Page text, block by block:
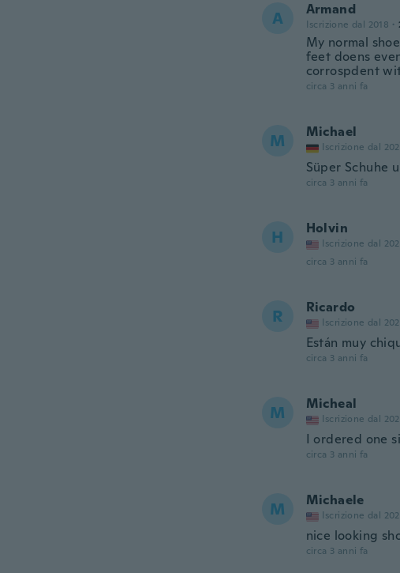
A Armand
Iscrizione dal 2018 ·
My normal
feet doens
corrospdent
circa 3 anni fa
M Michael
Iscrizione dal
Süper Schuhe
circa 3 anni fa
H Holvin
Iscrizione dal
circa 3 anni fa
R Ricardo
Iscrizione dal
Están muy
circa 3 anni fa
M Micheal
Iscrizione dal
I ordered one
circa 3 anni fa
M Michaele
Iscrizione dal
nice looking
circa 3 anni fa